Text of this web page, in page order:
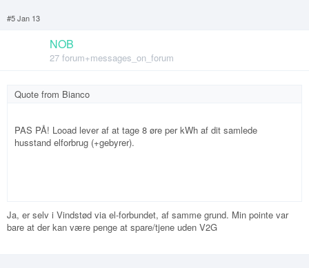
#5 Jan 13
NOB
27 forum+messages_on_forum
Quote from Bianco
PAS PÅ! Looad lever af at tage 8 øre per kWh af dit samlede
husstand elforbrug (+gebyrer).
Ja, er selv i Vindstød via el-forbundet, af samme grund. Min pointe var
bare at der kan være penge at spare/tjene uden V2G